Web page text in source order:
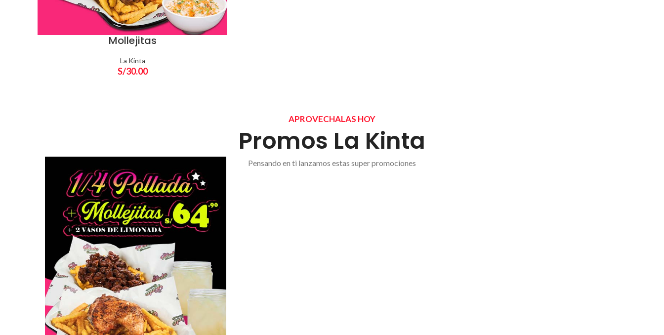
Mollejitas
La Kinta
S/30.00
APROVECHALAS HOY
Promos La Kinta
Pensando en ti lanzamos estas super promociones